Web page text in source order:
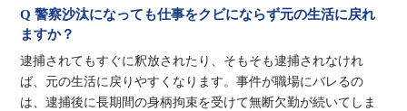
Q 警察沙汰になっても仕事をクビにならず元の生活に戻れ
ますか？
逮捕されてもすぐに釈放されたり、そもそも逮捕されなけれ
ば、元の生活に戻りやすくなります。事件が職場にバレるの
は、逮捕後に長期間の身柄拘束を受けて無断欠勤が続いてしま